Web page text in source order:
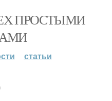
ПРОСТЫМИ
статьи